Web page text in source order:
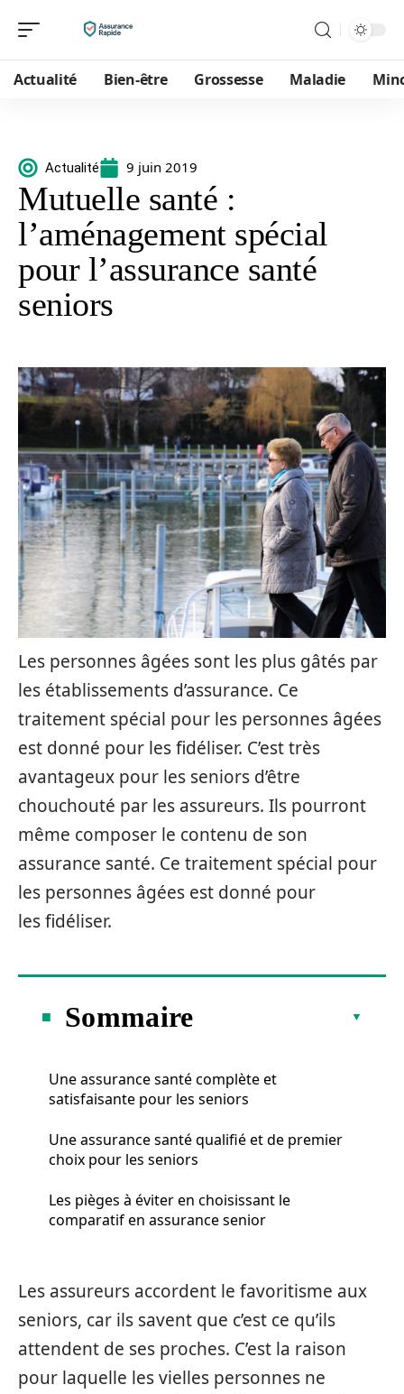
Actualité Bien-être Grossesse Maladie
Actualité 9 juin 2019
Mutuelle santé :
l’aménagement spécial
pour l’assurance santé
seniors
Les personnes âgées sont les plus gâtés par
les établissements d’assurance. Ce
traitement spécial pour les personnes âgées
est donné pour les fidéliser. C’est très
avantageux pour les seniors d’être
chouchouté par les assureurs. Ils pourront
même composer le contenu de son
assurance santé. Ce traitement spécial pour
les personnes âgées est donné pour
les fidéliser.
Sommaire
Une assurance santé complète et
satisfaisante pour les seniors
Une assurance santé qualifié et de premier
choix pour les seniors
Les pièges à éviter en choisissant le
comparatif en assurance senior
Les assureurs accordent le favoritisme aux
seniors, car ils savent que c’est ce qu’ils
attendent de ses proches. C’est la raison
pour laquelle les vielles personnes ne